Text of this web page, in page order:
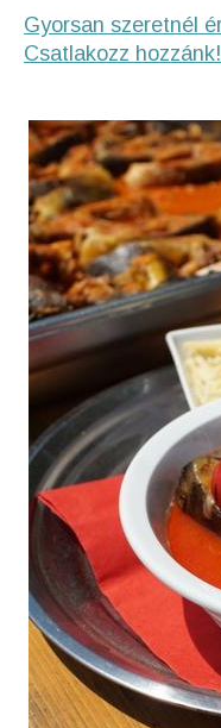
Gyorsan szeretnél
Csatlakozz